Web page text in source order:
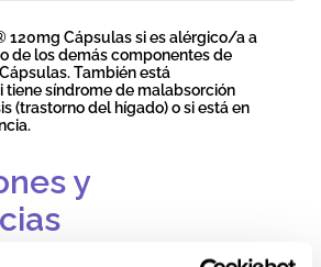
120mg Cápsulas si es alérgico/a a
de los demás componentes de
También está
tiene síndrome de malabsorción
(trastorno del hígado) o si está en
y